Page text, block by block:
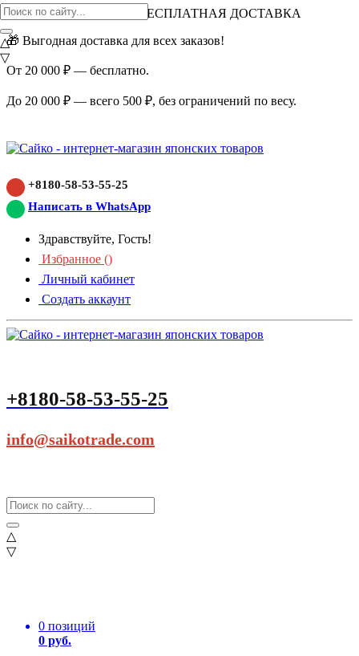
ВНИМАНИЕ АКЦИЯ!
БЕСПЛАТНАЯ ДОСТАВКА
🎁 Выгодная доставка для всех заказов!
От 20 000 ₽ — бесплатно.
До 20 000 ₽ — всего 500 ₽, без ограничений по весу.
+8180-58-53-55-25
Написать в WhatsApp
Здравствуйте, Гость!
Избранное ()
Личный кабинет
Создать аккаунт
+8180-58-53-55-25
info@saikotrade.com
△
▽
0 позиций
0 руб.
△
▽